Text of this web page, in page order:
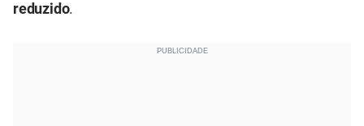
reduzido.